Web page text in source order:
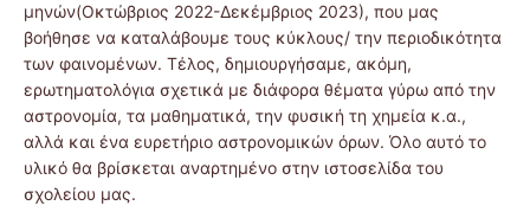
μηνών(Οκτώβριος 2022-Δεκέμβριος 2023), που μας
βοήθησε να καταλάβουμε τους κύκλους/ την περιοδικότητα
των φαινομένων. Τέλος, δημιουργήσαμε, ακόμη,
ερωτηματολόγια σχετικά με διάφορα θέματα γύρω από την
αστρονομία, τα μαθηματικά, την φυσική τη χημεία κ.α.,
αλλά και ένα ευρετήριο αστρονομικών όρων. Όλο αυτό το
υλικό θα βρίσκεται αναρτημένο στην ιστοσελίδα του
σχολείου μας.